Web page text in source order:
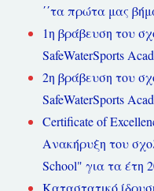
΄΄τα πρώτα μας
1η βράβευση του
SafeWaterSports
2η βράβευση του
SafeWaterSports
Certificate of
Ανακήρυξη του
School" για τα έτη